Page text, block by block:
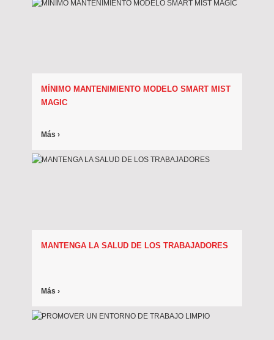
MÍNIMO MANTENIMIENTO MODELO SMART MIST
MAGIC
Más ›
MANTENGA LA SALUD DE LOS TRABAJADORES
Más ›